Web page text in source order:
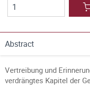
Abstract
Vertreibung und
verdrängtes Kapitel der